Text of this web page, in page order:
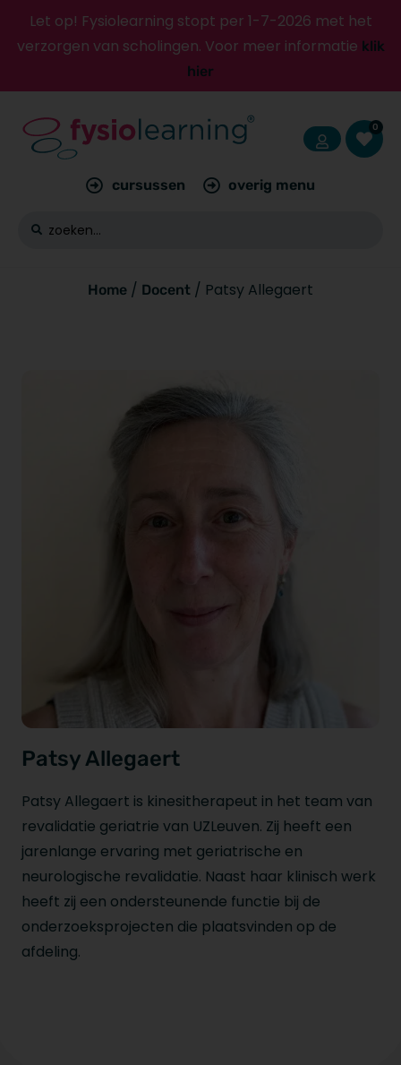
Let op! Fysiolearning stopt per 1-7-2026 met het
verzorgen van scholingen. Voor meer informatie klik
hier
0
cursussen overig menu
Home / Docent / Patsy Allegaert
Patsy Allegaert
Patsy Allegaert is kinesitherapeut in het team van
revalidatie geriatrie van UZLeuven. Zij heeft een
jarenlange ervaring met geriatrische en
neurologische revalidatie. Naast haar klinisch werk
heeft zij een ondersteunende functie bij de
onderzoeksprojecten die plaatsvinden op de
afdeling.